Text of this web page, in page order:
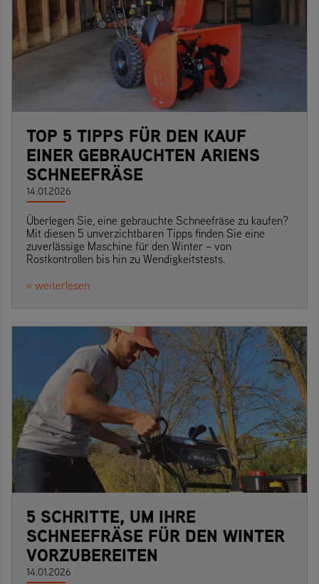
TOP 5 TIPPS FÜR DEN KAUF
EINER GEBRAUCHTEN ARIENS
SCHNEEFRÄSE
14.01.2026
Überlegen Sie, eine gebrauchte Schneefräse zu kaufen?
Mit diesen 5 unverzichtbaren Tipps finden Sie eine
zuverlässige Maschine für den Winter – von
Rostkontrollen bis hin zu Wendigkeitstests.
» weiterlesen
5 SCHRITTE, UM IHRE
SCHNEEFRÄSE FÜR DEN WINTER
VORZUBEREITEN
14.01.2026